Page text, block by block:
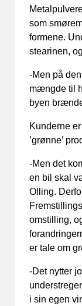
som
formene.
stearinen,
-Men på
mængde til
byen
Kunderne
’grønne’
-Men det
en bil skal
Olling.
omstilling,
er tale om
-Det nytter
i sin egen